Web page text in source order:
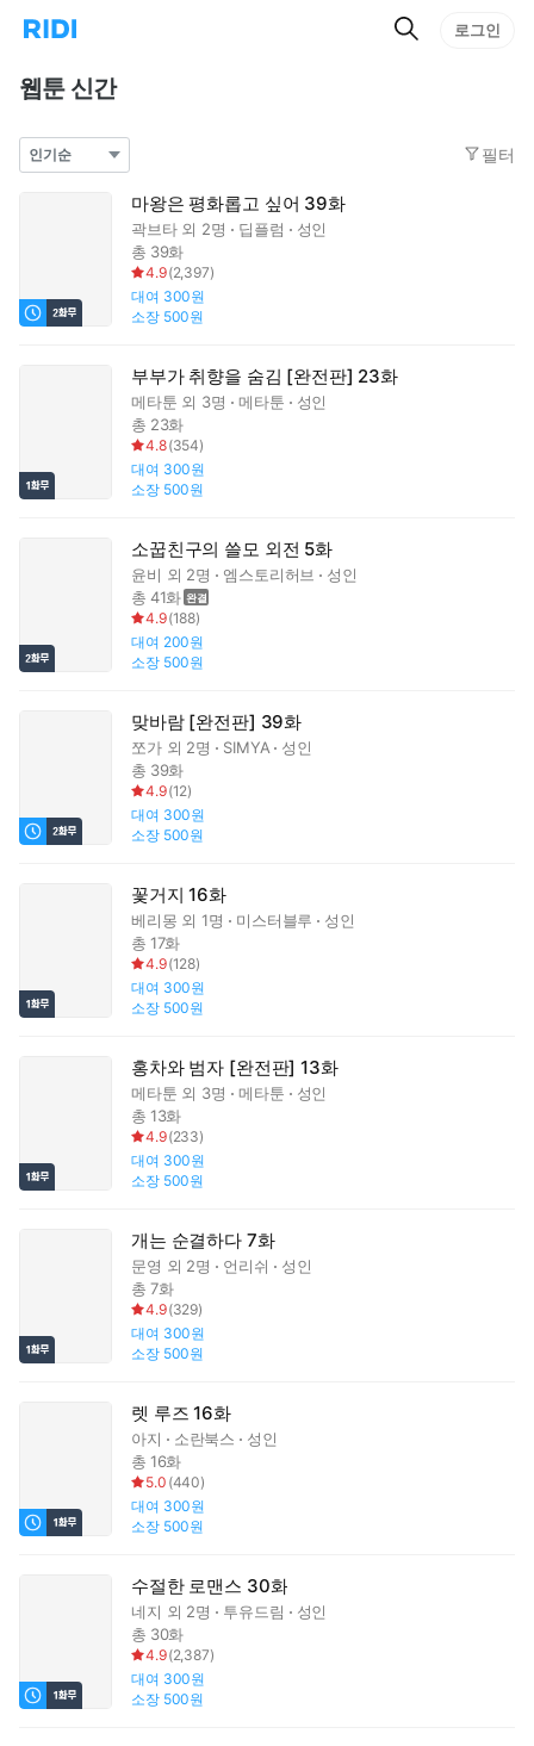
리
홈
으
이
동
턴
트
색
검
로그인
웹툰 신간
필터
마왕은 평화롭고 싶어 39화
곽브타외 2명 딥플럼
성인
총 39화
4.9(2,397)
대여 300원
소장 500원
부부가 취향을 숨김 [완전판] 23화
메타툰 외 3명 메타툰
성인
총 23화
4.8(354)
대여 300원
소장 500원
소꿉친구의 쓸모 외전 5화
윤비 외 2명 엠스토리허브
성인
총 41화
4.9(188)
대여 200원
소장 500원
맞바람 [완전판] 39화
쪼가외 2명 SIMYA
성인
총 39화
4.9(12)
대여 300원
소장 500원
꽃거지 16화
베리몽 외 1명 미스터블루
성인
총 17화
4.9(128)
대여 300원
소장 500원
홍차와 범자 [완전판] 13화
메타툰 외 3명 메타툰
성인
총 13화
4.9(233)
대여 300원
소장 500원
개는 순결하다 7화
문영 외 2명 언리쉬
성인
총 7화
4.9(329)
대여 300원
소장 500원
렛 루즈 16화
아지 소란북스
성인
총 16화
5.0 (440)
대여 300원
소장 500원
수절한 로맨스 30화
네지 외 2명 투유드림
성인
총 30화
4.9(2,387)
대여 300원
소장 500원